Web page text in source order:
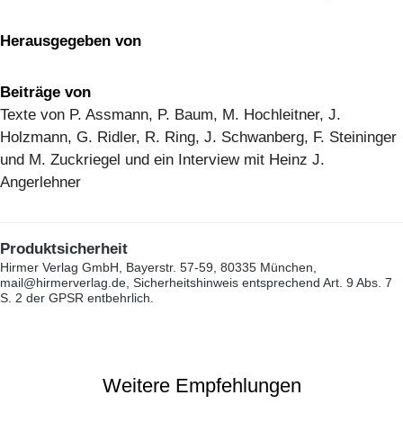
Herausgegeben von
Beiträge von
Texte von P. Assmann, P. Baum, M. Hochleitner, J.
Holzmann, G. Ridler, R. Ring, J. Schwanberg, F. Steininger
und M. Zuckriegel und ein Interview mit Heinz J.
Angerlehner
Produktsicherheit
Hirmer Verlag GmbH, Bayerstr. 57-59, 80335 München,
mail@hirmerverlag.de, Sicherheitshinweis entsprechend Art. 9 Abs. 7
S. 2 der GPSR entbehrlich.
Weitere Empfehlungen